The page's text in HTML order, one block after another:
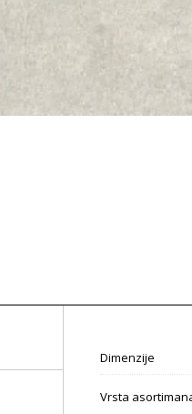
Dimenzije
Vrsta